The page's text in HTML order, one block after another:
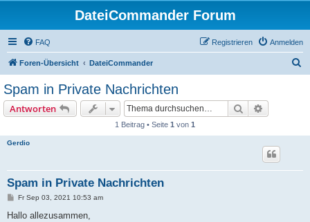
DateiCommander Forum
FAQ Anmelden
Registrieren
Foren-Übersicht DateiCommander
Spam in Private Nachrichten
Antworten Suche
1 Beitrag • Seite 1 von 1
Gerdio
Spam in Private Nachrichten
B
i
Fr Sep 03, 2021 10:53 am
Hallo allezusammen,